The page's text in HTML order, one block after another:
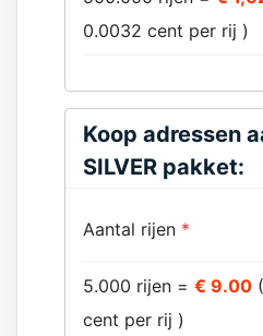
0.0032 cent per rij )
Koop adressen
SILVER pakket:
Aantal rijen *
5.000 rijen = € 9.00
cent per rij )